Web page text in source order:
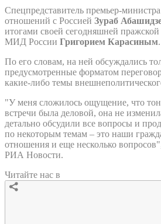
Спецпредставитель премьер-
отношений с Россией Зураб
итогами своей сегодняшней пражской
МИД России Григорием Карасиным.
По его словам, на ней обсуждались
предусмотренные форматом
какие-либо темы
"У меня сложилось ощущение, что
встречи была деловой, она не
детально обсудили все вопросы и
по некоторым темам – это наши
отношения и еще несколько
РИА Новости.
Читайте нас в